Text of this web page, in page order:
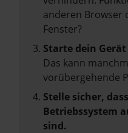
anderen Browser
Fenster?
Starte dein
Das kann
vorübergehende
Stelle sicher,
Betriebssystem
sind.